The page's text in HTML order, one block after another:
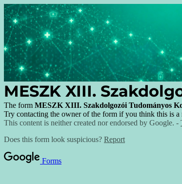
MESZK XIII.
The form MESZK XIII. Szakdolgozói Tudományos
Try contacting the owner of the form if you think this is a
This content is neither created nor endorsed by Google. -
Does this form look suspicious? Report
Forms